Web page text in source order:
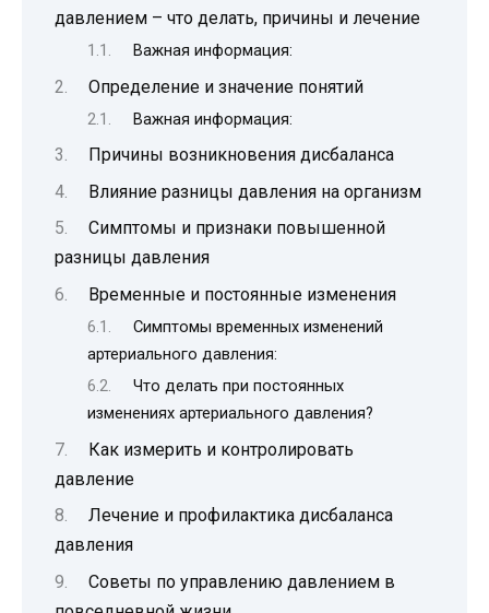
давлением – что делать, причины и лечение
Важная информация:
Определение и значение понятий
Важная информация:
Причины возникновения дисбаланса
Влияние разницы давления на организм
Симптомы и признаки повышенной
разницы давления
Временные и постоянные изменения
Симптомы временных изменений
артериального давления:
Что делать при постоянных
изменениях артериального давления?
Как измерить и контролировать
давление
Лечение и профилактика дисбаланса
давления
Советы по управлению давлением в